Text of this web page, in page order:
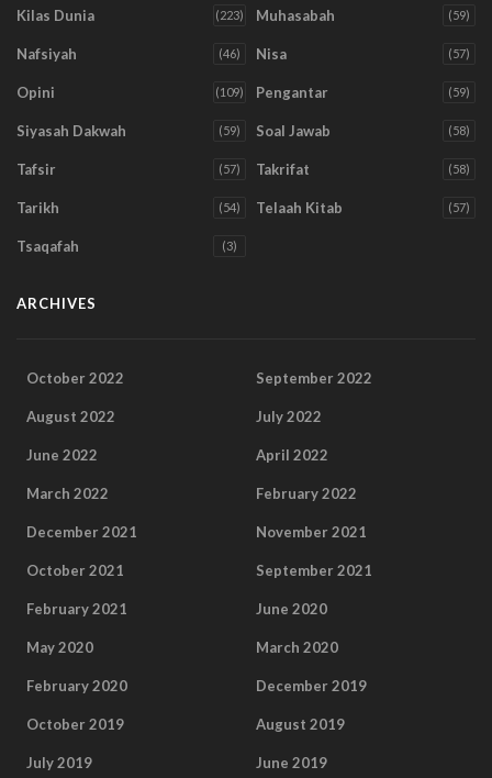
Kilas Dunia (223) Muhasabah (59)
Nafsiyah (46) Nisa (57)
Opini (109) Pengantar (59)
Siyasah Dakwah (59) Soal Jawab (58)
Tafsir (57) Takrifat (58)
Tarikh (54) Telaah Kitab (57)
Tsaqafah (3)
ARCHIVES
October 2022 September 2022
August 2022 July 2022
June 2022 April 2022
March 2022 February 2022
December 2021 November 2021
October 2021 September 2021
February 2021 June 2020
May 2020 March 2020
February 2020 December 2019
October 2019 August 2019
July 2019 June 2019